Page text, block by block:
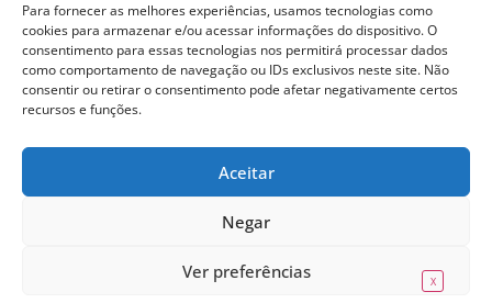
Para fornecer as melhores experiências, usamos tecnologias como
cookies para armazenar e/ou acessar informações do dispositivo. O
consentimento para essas tecnologias nos permitirá processar dados
como comportamento de navegação ou IDs exclusivos neste site. Não
consentir ou retirar o consentimento pode afetar negativamente certos
recursos e funções.
Aceitar
Negar
Ver preferências
portaleufemea@gmail.com
© Copyright 2023 - Todos os direitos reservados. Proibida cópia total ou
parcial sem autorização.
X